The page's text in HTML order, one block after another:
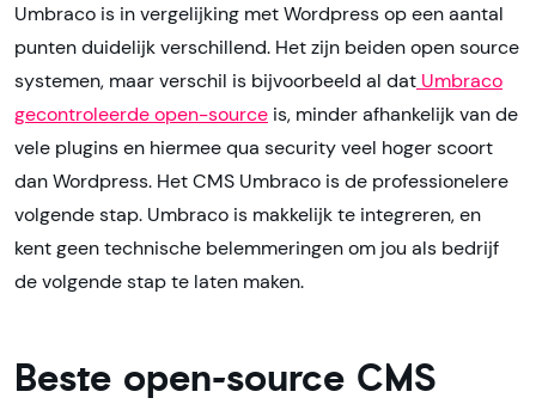
Umbraco is in vergelijking met Wordpress op een aantal
punten duidelijk verschillend. Het zijn beiden open source
systemen, maar verschil is bijvoorbeeld al dat Umbraco
gecontroleerde open-source is, minder afhankelijk van de
vele plugins en hiermee qua security veel hoger scoort
dan Wordpress. Het CMS Umbraco is de professionelere
volgende stap. Umbraco is makkelijk te integreren, en
kent geen technische belemmeringen om jou als bedrijf
de volgende stap te laten maken.
Beste open-source CMS